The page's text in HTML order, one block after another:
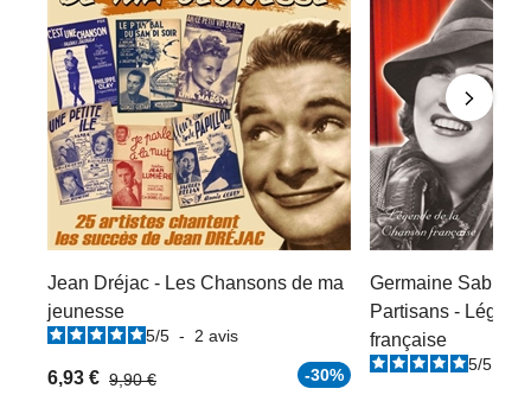
Jean Dréjac - Les Chansons de ma
jeunesse
5/5 - 2 avis
6,93 € 9,90 € -30%
Germaine Sablon
Partisans -
française
5/5